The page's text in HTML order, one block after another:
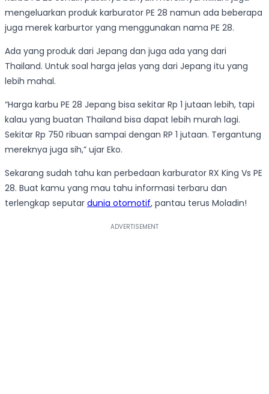
mengeluarkan produk karburator PE 28 namun ada beberapa
juga merek karburtor yang menggunakan nama PE 28.
Ada yang produk dari Jepang dan juga ada yang dari
Thailand. Untuk soal harga jelas yang dari Jepang itu yang
lebih mahal.
“Harga karbu PE 28 Jepang bisa sekitar Rp 1 jutaan lebih, tapi
kalau yang buatan Thailand bisa dapat lebih murah lagi.
Sekitar Rp 750 ribuan sampai dengan RP 1 jutaan. Tergantung
mereknya juga sih,” ujar Eko.
Sekarang sudah tahu kan perbedaan karburator RX King Vs PE
28. Buat kamu yang mau tahu informasi terbaru dan
terlengkap seputar dunia otomotif, pantau terus Moladin!